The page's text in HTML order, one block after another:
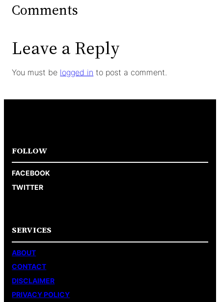
Comments
Leave a Reply
You must be logged in to post a comment.
FOLLOW
FACEBOOK
TWITTER
SERVICES
ABOUT
CONTACT
DISCLAIMER
PRIVACY POLICY